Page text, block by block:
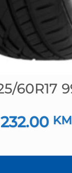
60R17
Izvorna
cijena
je:
232.00 KM